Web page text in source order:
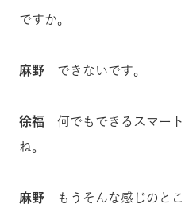
ですか。
麻野 できないです。
徐福 何でもできるスマー
ね。
麻野 もうそんな感じのとこ